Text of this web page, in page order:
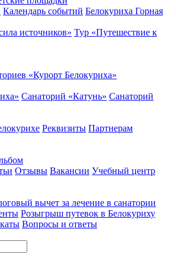
Календарь событий Белокуриха Горная
источников» Тур «Путешествие к
«Курорт Белокуриха»
Санаторий «Катунь» Санаторий
Реквизиты Партнерам
Отзывы Вакансии Учебный центр
вычет за лечение в санатории
Розыгрыш путевок в Белокуриху
Вопросы и ответы